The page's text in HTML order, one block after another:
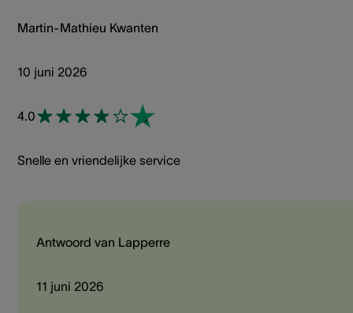
Martin-Mathieu Kwanten
10 juni 2026
4.0
Snelle en vriendelijke service
Antwoord van Lapperre
11 juni 2026